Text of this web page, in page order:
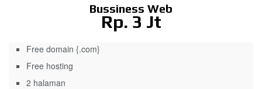
Bussiness Web
Rp. 3 Jt
Free domain {.com}
Free hosting
2 halaman